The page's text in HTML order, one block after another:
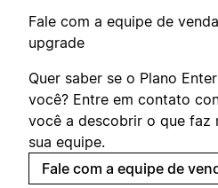
Fale com a equipe de
upgrade
Quer saber se o Plano
você? Entre em contato
você a descobrir o que faz
sua equipe.
Fale com a equipe de